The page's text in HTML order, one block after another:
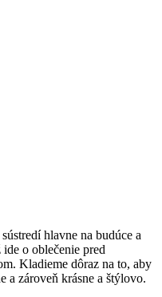
hlavne na budúce a
o oblečenie pred
Kladieme dôraz na to, aby
a zároveň krásne a štýlovo.